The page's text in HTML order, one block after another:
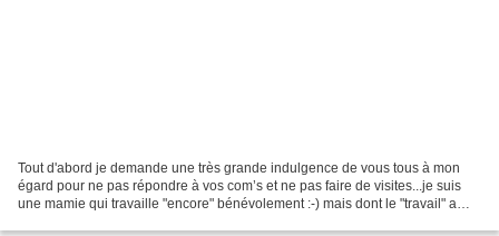
Tout d'abord je demande une très grande indulgence de vous tous à mon
égard pour ne pas répondre à vos com’s et ne pas faire de visites...je suis
une mamie qui travaille "encore" bénévolement :-) mais dont le "travail" a